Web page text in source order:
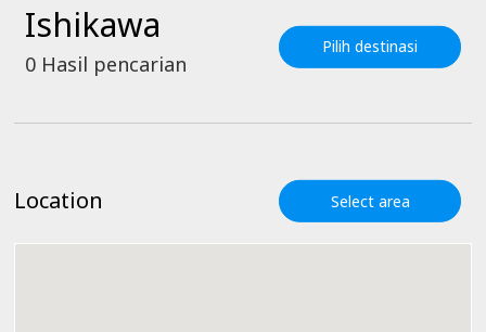
Ishikawa
0 Hasil pencarian
Pilih destinasi
Location Select area